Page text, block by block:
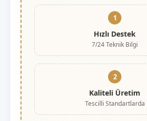
1
Hızlı Destek
7/24 Teknik Bilgi
2
Kaliteli Üretim
Tescilli Standartlarda